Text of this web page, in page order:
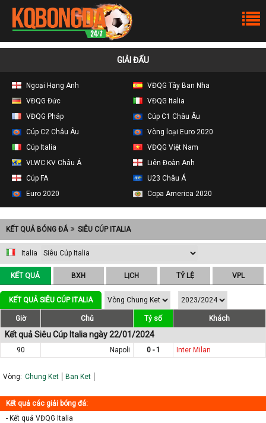
GIẢI ĐẤU
Ngoại Hạng Anh
VĐQG Tây Ban Nha
VĐQG Đức
VĐQG Italia
VĐQG Pháp
Cúp C1 Châu Âu
Cúp C2 Châu Âu
Vòng loại Euro 2020
Cúp Italia
VĐQG Việt Nam
VLWC KV Châu Á
Liên Đoàn Anh
Cúp FA
U23 Châu Á
Euro 2020
Copa America 2020
KẾT QUẢ BÓNG ĐÁ SIÊU CÚP ITALIA
Italia
KẾT QUẢ BXH LỊCH TỶ LỆ VPL
KẾT QUẢ SIÊU CÚP ITALIA
Giờ Chủ Tỷ số Khách
Kết quả Siêu Cúp Italia ngày 22/01/2024
90 Napoli 0 - 1 Inter Milan
Vòng: Chung Ket Ban Ket
Kết quả các giải bóng đá:
- Kết quả VĐQG Italia